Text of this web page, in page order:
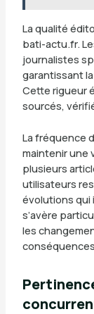
La qualité
bati-actu.fr.
journalistes
garantissant
Cette rigueur
sourcés,
La fréquence
maintenir une
plusieurs
utilisateurs
évolutions
s’avère
les